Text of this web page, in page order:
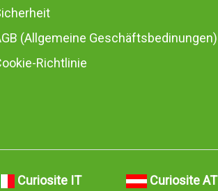
(Allgemeine Geschäftsbedinungen)
Richtlinie
Curiosite IT Curiosite AT